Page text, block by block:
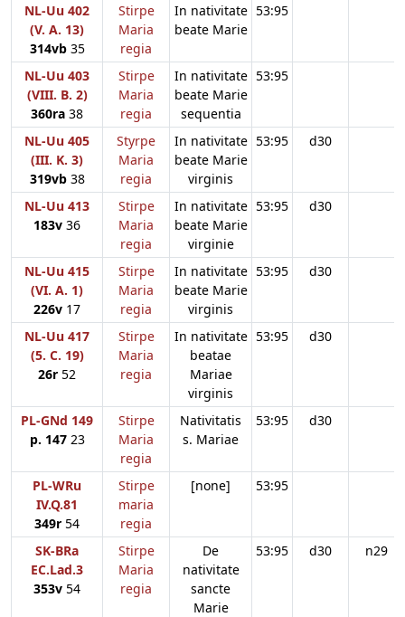
NL-Uu 402
(V. A. 13)
314vb35
Stirpe
Maria
regia
In nativitate
beate Marie
53:95
NL-Uu 403
(VIII. B. 2)
360ra 38
Stirpe
Maria
regia
In nativitate
beate Marie
sequentia
53:95
NL-Uu 405
(III. K. 3)
319vb38
Styrpe
Maria
regia
In nativitate
beate Marie
virginis
53:95 d30
NL-Uu 413
183v 36
Stirpe
Maria
regia
In nativitate
beate Marie
virginie
53:95 d30
NL-Uu 415
(VI. A. 1)
226v 17
Stirpe
Maria
regia
In nativitate
beate Marie
virginis
53:95 d30
NL-Uu 417
(5. C. 19)
26r 52
Stirpe
Maria
regia
In nativitate
beatae
Mariae
virginis
53:95 d30
PL-GNd 149
p. 14723
Stirpe
Maria
regia
Nativitatis
s. Mariae
53:95 d30
PL-WRu
IV.Q.81
349r 54
Stirpe
maria
regia
[none] 53:95
SK-BRa
EC.Lad.3
353v 54
Stirpe
Maria
regia
De
nativitate
sancte
Marie
53:95 d30 n29